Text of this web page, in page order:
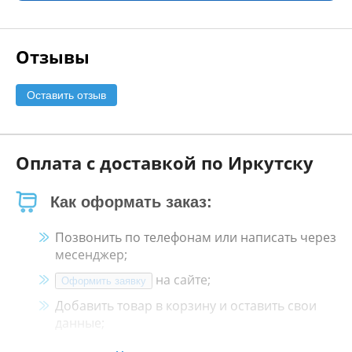
Отзывы
Оставить отзыв
Оплата с доставкой по Иркутску
Как оформать заказ:
Позвонить по телефонам или написать через
месенджер;
Оформить заявку
на сайте;
Добавить товар в корзину и оставить свои
данные;
Менеджер свяжется с Вами в течение 30